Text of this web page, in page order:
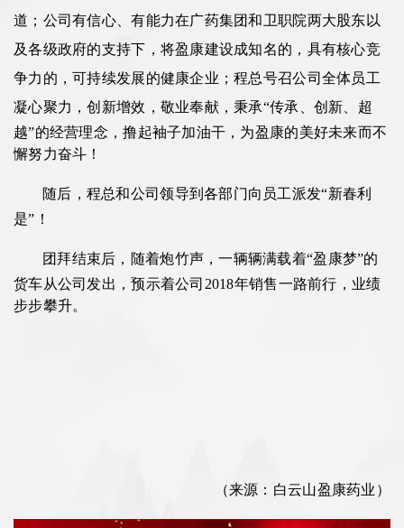
道；公司有信心、有能力在广药集团和卫职院两大股东以
及各级政府的支持下，将盈康建设成知名的，具有核心竞
争力的，可持续发展的健康企业；程总号召公司全体员工
凝心聚力，创新增效，敬业奉献，秉承“传承、创新、超
越”的经营理念，撸起袖子加油干，为盈康的美好未来而不
懈努力奋斗！
随后，程总和公司领导到各部门向员工派发“新春利
是”！
团拜结束后，随着炮竹声，一辆辆满载着“盈康梦”的
货车从公司发出，预示着公司2018年销售一路前行，业绩
步步攀升。
（来源：白云山盈康药业）